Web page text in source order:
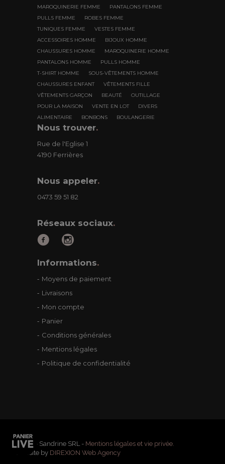
MAROQUINERIE FEMME
PANTALONS FEMME
PULLS FEMME
ROBES FEMME
TUNIQUES FEMME
VESTES FEMME
ACCESSOIRES HOMME
BIJOUX HOMME
CHAUSSURES HOMME
MAROQUINERIE HOMME
PANTALONS HOMME
PULLS HOMME
T-SHIRT HOMME
SOUS-VÊTEMENTS HOMME
CHAUSSURES ENFANT
VÊTEMENTS FILLE
VÊTEMENTS GARÇON
BEAUTÉ
OUTILLAGE
POUR LA MAISON
VENTE EN LOT
DIVERS
ALIMENTAIRE
BONBONS BOULANGERIE
Nous trouver.
Rue de l'Eglise 1
4190 Ferrières
Nous appeler.
0473 59 51 82
Réseaux sociaux.
Informations.
Moyens de paiement
Livraisons
Mon compte
Panier
Conditions générales
Mentions légales
Politique de confidentialité
Marko - Sandrine SRL - Mentions légales et vie privée.
Website by DIREXION Web Agency